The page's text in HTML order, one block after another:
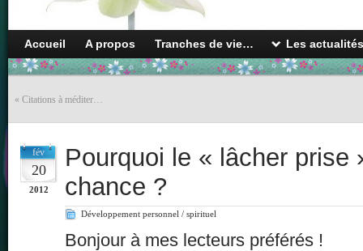
Accueil A propos Tranches de vie… Les
« Citations à méditer…
fév
20
2012
Pourquoi le « lâcher prise
chance ?
Développement personnel / spirituel
Bonjour à mes lecteurs préférés !